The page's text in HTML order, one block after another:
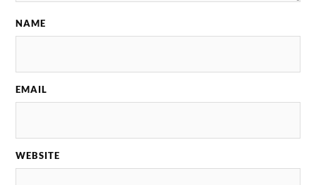
NAME
EMAIL
WEBSITE